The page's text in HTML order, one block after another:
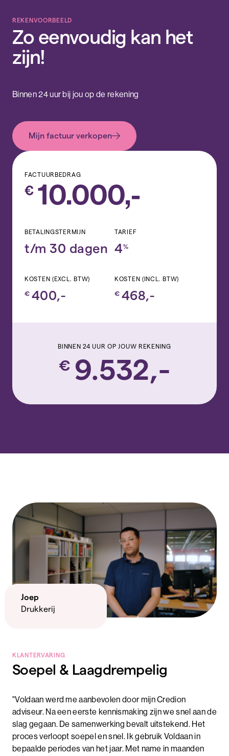
REKENVOORBEELD
Zo eenvoudig kan het
zijn!
Binnen 24 uur bij jou op de rekening
Mijn factuur verkopen
FACTUURBEDRAG
€ 10.000,-
BETALINGSTERMIJN
t/m 30 dagen
TARIEF
4%
KOSTEN (EXCL. BTW)
€ 400,-
KOSTEN (INCL. BTW)
€ 468,-
BINNEN 24 UUR OP JOUW REKENING
€ 9.532,-
Joep
Drukkerij
KLANTERVARING
Soepel & Laagdrempelig
"Voldaan werd me aanbevolen door mijn Credion
adviseur. Na een eerste kennismaking zijn we snel aan de
slag gegaan. De samenwerking bevalt uitstekend. Het
proces verloopt soepel en snel. Ik gebruik Voldaan in
bepaalde periodes van het jaar. Met name in maanden